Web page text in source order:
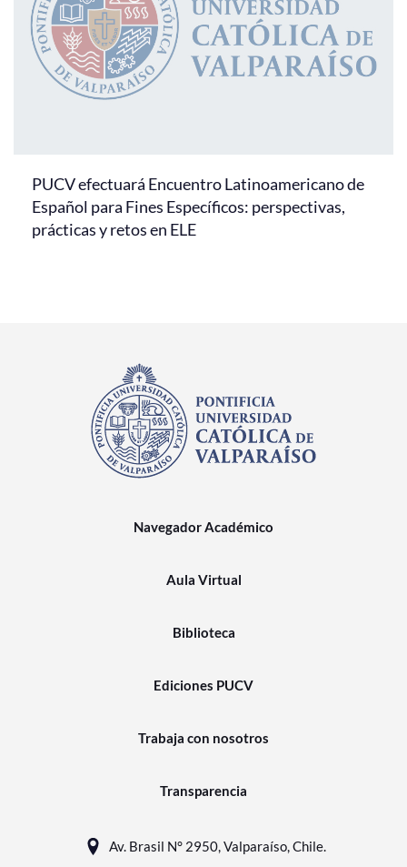
PUCV efectuará Encuentro Latinoamericano de
Español para Fines Específicos: perspectivas,
prácticas y retos en ELE
Navegador Académico
Aula Virtual
Biblioteca
Ediciones PUCV
Trabaja con nosotros
Transparencia
Av. Brasil N° 2950, Valparaíso, Chile.